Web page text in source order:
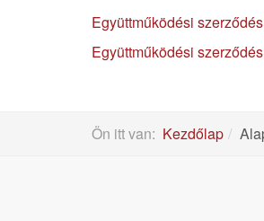
Együttműködési
Együttműködési
Ön itt van: Kezdőlap